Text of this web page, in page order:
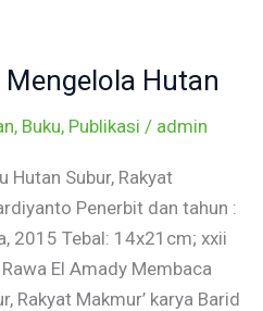
Hutan
, Buku, Publikasi / admin
Hutan Subur, Rakyat
Penerbit dan tahun :
2015 Tebal: 14x21cm; xxii
El Amady Membaca
Rakyat Makmur’ karya Barid